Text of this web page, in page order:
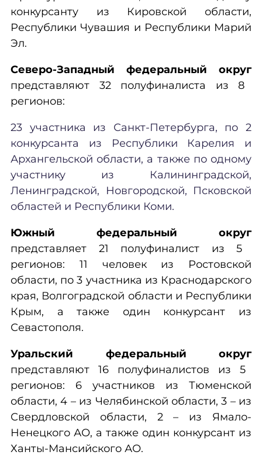
конкурсанту из Кировской области,
Республики Чувашия и Республики Марий
Эл.
Северо-Западный федеральный округ
представляют 32 полуфиналиста из 8
регионов:
23 участника из Санкт-Петербурга, по 2
конкурсанта из Республики Карелия и
Архангельской области, а также по одному
участнику из Калининградской,
Ленинградской, Новгородской, Псковской
областей и Республики Коми.
Южный федеральный округ
представляет 21 полуфиналист из 5
регионов: 11 человек из Ростовской
области, по 3 участника из Краснодарского
края, Волгоградской области и Республики
Крым, а также один конкурсант из
Севастополя.
Уральский федеральный округ
представляют 16 полуфиналистов из 5
регионов: 6 участников из Тюменской
области, 4 – из Челябинской области, 3 – из
Свердловской области, 2 – из Ямало-
Ненецкого АО, а также один конкурсант из
Ханты-Мансийского АО.